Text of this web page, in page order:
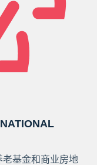
老基金和商业房地